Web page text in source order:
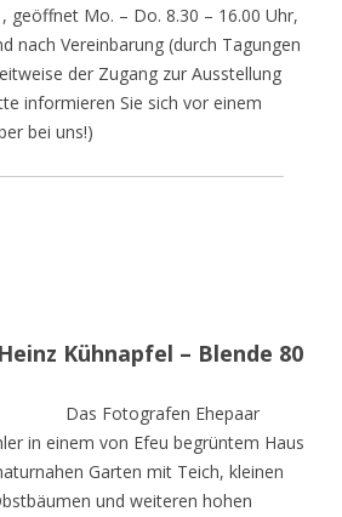
geöffnet Mo. – Do. 8.30 – 16.00 Uhr,
nach Vereinbarung (durch Tagungen
der Zugang zur Ausstellung
informieren Sie sich vor einem
bei uns!)
Kühnapfel – Blende 80
Das Fotografen Ehepaar
in einem von Efeu begrüntem Haus
Garten mit Teich, kleinen
und weiteren hohen